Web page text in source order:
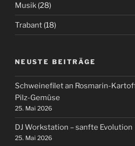
Musik (28)
Trabant (18)
NEUSTE BEITRÄGE
Schweinefilet an Rosmarin-
Pilz-Gemüse
25. Mai 2026
DJ Workstation – sanfte Evolution
25. Mai 2026